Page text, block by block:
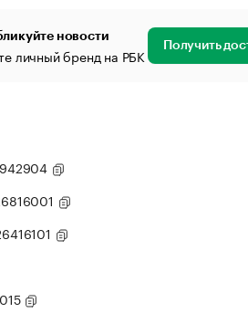
новости
личный бренд на РБК Получить